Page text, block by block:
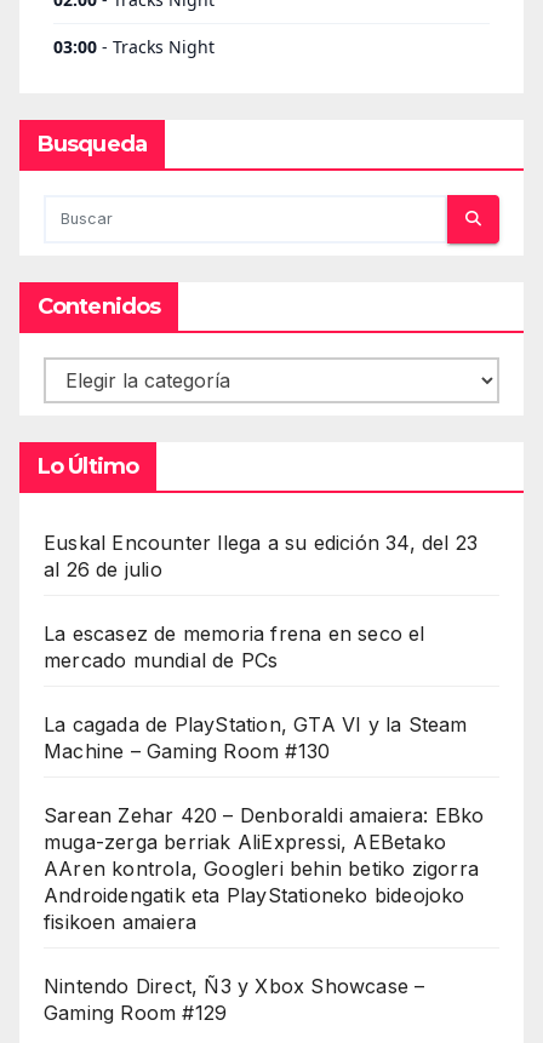
Busqueda
Contenidos
Contenidos
Lo Último
Euskal Encounter llega a su edición 34, del 23
al 26 de julio
La escasez de memoria frena en seco el
mercado mundial de PCs
La cagada de PlayStation, GTA VI y la Steam
Machine – Gaming Room #130
Sarean Zehar 420 – Denboraldi amaiera: EBko
muga-zerga berriak AliExpressi, AEBetako
AAren kontrola, Googleri behin betiko zigorra
Androidengatik eta PlayStationeko bideojoko
fisikoen amaiera
Nintendo Direct, Ñ3 y Xbox Showcase –
Gaming Room #129